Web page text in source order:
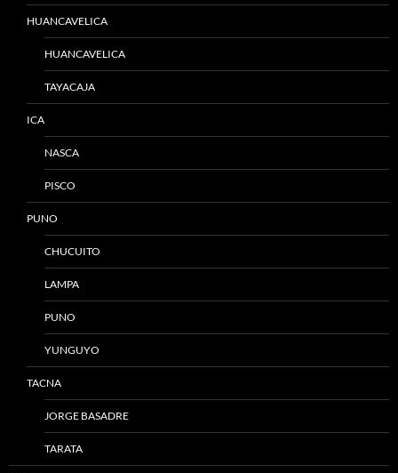
HUANCAVELICA
HUANCAVELICA
TAYACAJA
ICA
NASCA
PISCO
PUNO
CHUCUITO
LAMPA
PUNO
YUNGUYO
TACNA
JORGE BASADRE
TARATA